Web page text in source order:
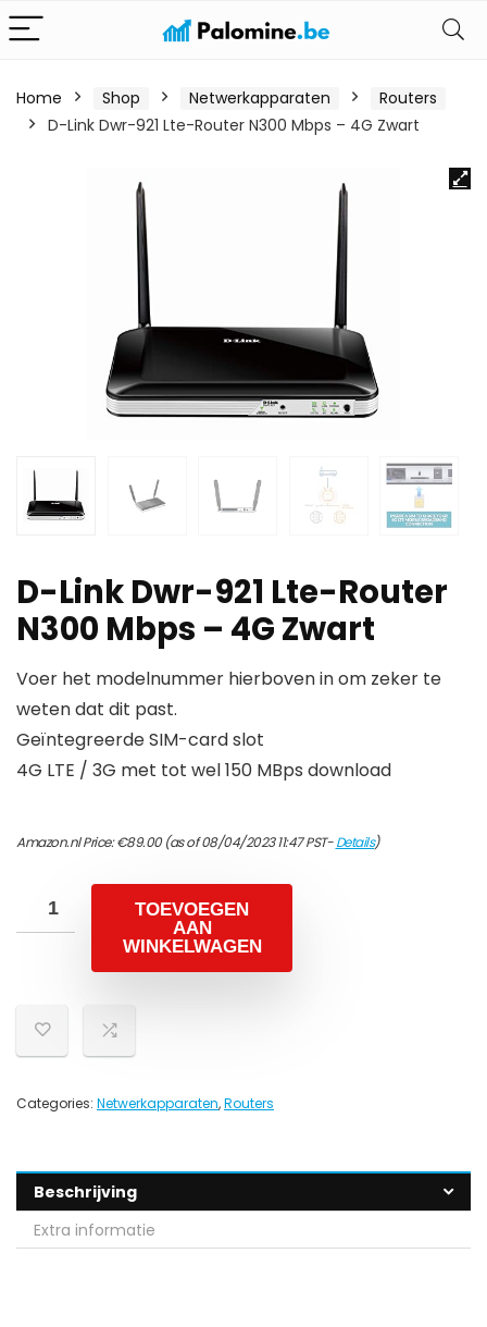
Home Shop Netwerkapparaten
Routers
D-Link Dwr-921 Lte-Router N300 Mbps – 4G Zwart
D-Link Dwr-921 Lte-Router
N300 Mbps – 4G Zwart
Voer het modelnummer hierboven in om zeker te
weten dat dit past.
Geïntegreerde SIM-card slot
4G LTE / 3G met tot wel 150 MBps download
Amazon.nl Price:€89.00(as of 08/04/2023 11:47 PST-Details)
TOEVOEGEN
AAN
WINKELWAGEN
Categories: Netwerkapparaten,Routers
Beschrijving
Extra informatie